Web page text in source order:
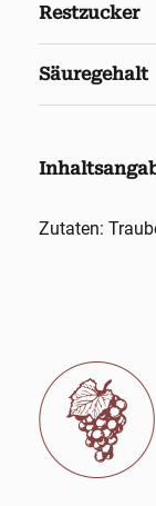
Restzucker
Säuregehalt
Zutaten: